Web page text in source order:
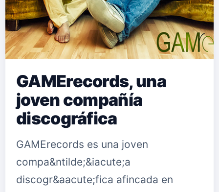
Tenerife, durante su estancia que
fuer…
GAMErecords, una
joven compañía
discográfica
GAMErecords es una joven
compa&ntilde;&iacute;a
discogr&aacute;fica afincada en